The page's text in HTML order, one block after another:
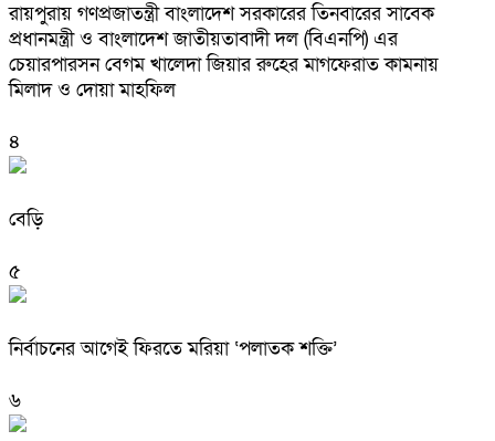
রায়পুরায় গণপ্রজাতন্ত্রী বাংলাদেশ সরকারের তিনবারের সাবেক
প্রধানমন্ত্রী ও বাংলাদেশ জাতীয়তাবাদী দল (বিএনপি) এর
চেয়ারপারসন বেগম খালেদা জিয়ার রুহের মাগফেরাত কামনায়
মিলাদ ও দোয়া মাহফিল
৪
বেড়ি
৫
নির্বাচনের আগেই ফিরতে মরিয়া ‘পলাতক শক্তি’
৬